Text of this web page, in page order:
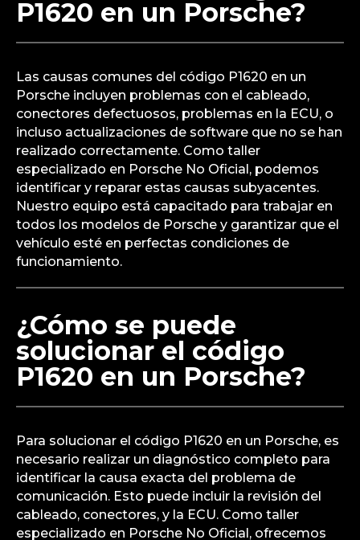
P1620 en un Porsche?
Las causas comunes del código P1620 en un
Porsche incluyen problemas con el cableado,
conectores defectuosos, problemas en la ECU, o
incluso actualizaciones de software que no se han
realizado correctamente. Como taller
especializado en Porsche No Oficial, podemos
identificar y reparar estas causas subyacentes.
Nuestro equipo está capacitado para trabajar en
todos los modelos de Porsche y garantizar que el
vehículo esté en perfectas condiciones de
funcionamiento.
¿Cómo se puede
solucionar el código
P1620 en un Porsche?
Para solucionar el código P1620 en un Porsche, es
necesario realizar un diagnóstico completo para
identificar la causa exacta del problema de
comunicación. Esto puede incluir la revisión del
cableado, conectores, y la ECU. Como taller
especializado en Porsche No Oficial, ofrecemos